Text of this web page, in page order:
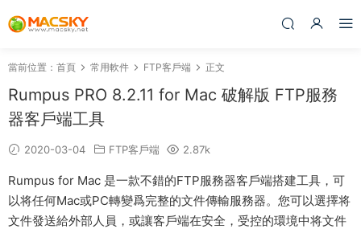
當前位置： 首頁 常用軟件 FTP客戶端 正文
Rumpus PRO 8.2.11 for Mac 破解版 FTP服務
器客戶端工具
2020-03-04 FTP客戶端 2.87k
Rumpus for Mac 是一款不錯的FTP服務器客戶端搭建工具，可
以将任何Mac或PC轉變爲完整的文件傳輸服務器。您可以選擇将
文件發送給外部人員，或讓客戶端在安全，受控的環境中将文件